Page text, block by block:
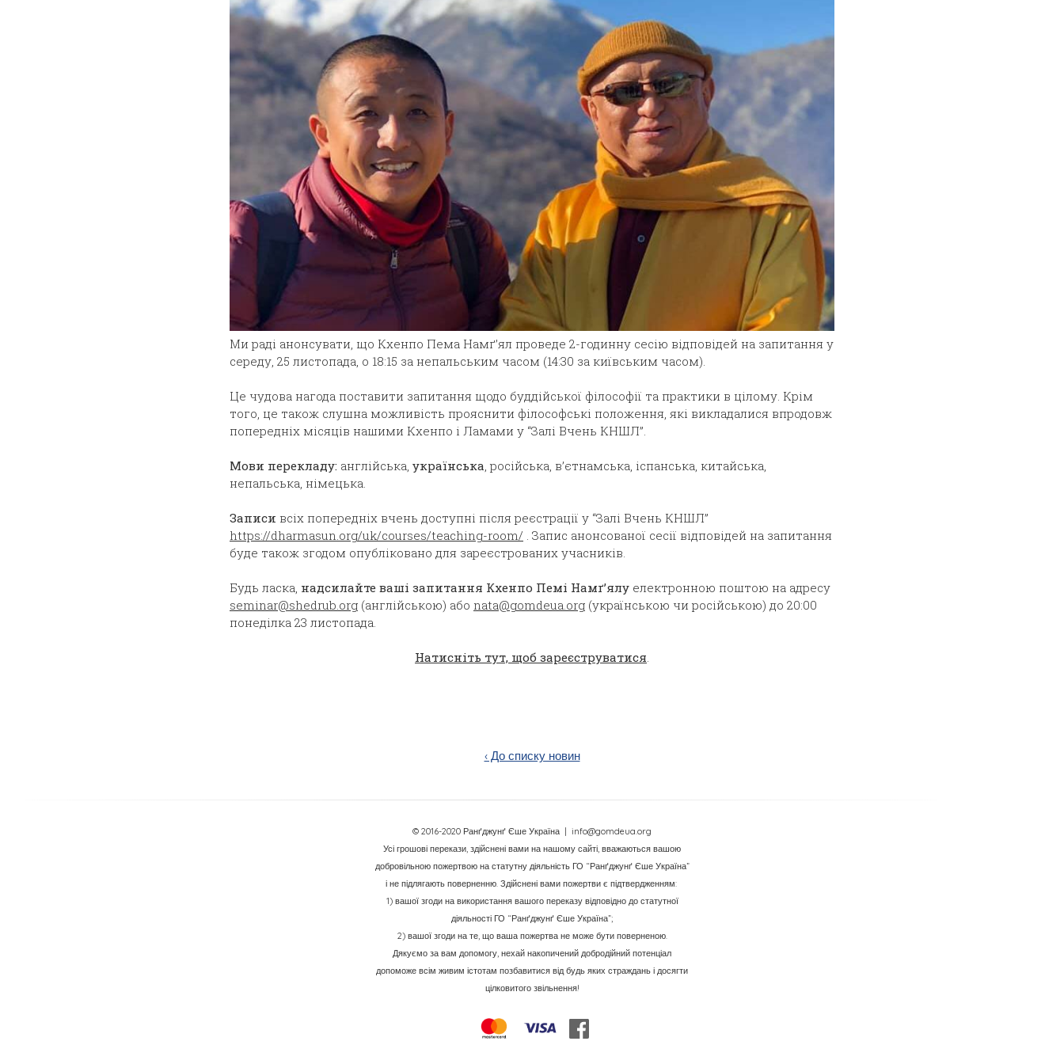
Ми раді анонсувати, що Кхенпо Пема Намґ’ял проведе 2-годинну сесію відповідей на запитання у
середу, 25 листопада, о 18:15 за непальським часом (14:30 за київським часом).
Це чудова нагода поставити запитання щодо буддійської філософії та практики в цілому. Крім
того, це також слушна можливість прояснити філософські положення, які викладалися впродовж
попередніх місяців нашими Кхенпо і Ламами у “Залі Вчень КНШЛ”.
Мови перекладу: англійська, українська, російська, в’єтнамська, іспанська, китайська,
непальська, німецька.
Записи всіх попередніх вчень доступні після реєстрації у “Залі Вчень КНШЛ”
https://dharmasun.org/uk/courses/teaching-room/ . Запис анонсованої сесії відповідей на запитання
буде також згодом опубліковано для зареєстрованих учасників.
Будь ласка, надсилайте ваші запитання Кхенпо Пемі Намґ’ялу електронною поштою на адресу
seminar@shedrub.org (англійською) або nata@gomdeua.org (українською чи російською) до 20:00
понеділка 23 листопада.
Натисніть тут, щоб зареєструватися.
‹ До списку новин
© 2016-2020 Ранґджунґ Єше Україна
| info@gomdeua.org
Усі грошові перекази, здійснені вами на нашому сайті, вважаються вашою
добровільною пожертвою на статутну діяльність ГО “Ранґджунґ Єше Україна”
і не підлягають поверненню. Здійснені вами пожертви є підтвердженням:
1) вашої згоди на використання вашого переказу відповідно до статутної
діяльності ГО “Ранґджунґ Єше Україна”;
2) вашої згоди на те, що ваша пожертва не може бути поверненою.
Дякуємо за вам допомогу, нехай накопичений добродійний потенціал
допоможе всім живим істотам позбавитися від будь яких страждань і досягти
цілковитого звільнення!